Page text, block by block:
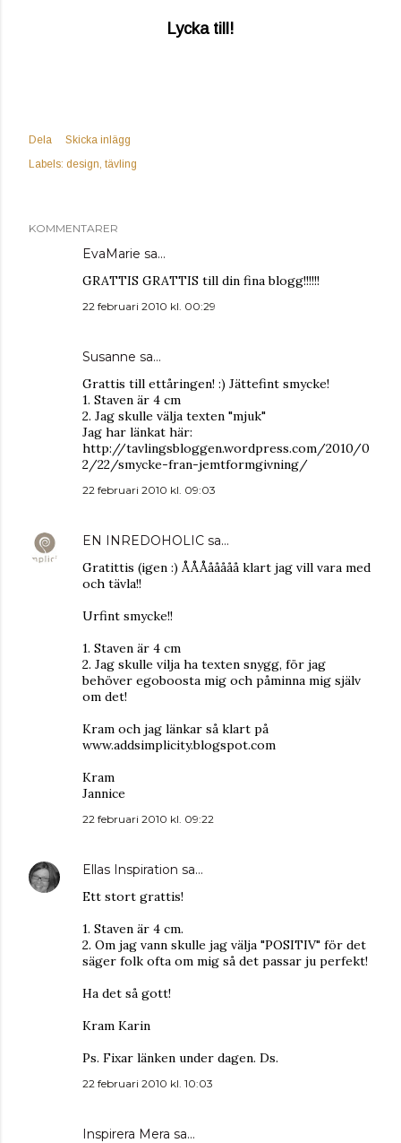
Lycka till!
Dela
Skicka inlägg
Labels: design tävling
KOMMENTARER
EvaMarie sa…
GRATTIS GRATTIS till din fina blogg!!!!!!
22 februari 2010 kl. 00:29
Susanne sa…
Grattis till ettåringen! :) Jättefint smycke!
1. Staven är 4 cm
2. Jag skulle välja texten "mjuk"
Jag har länkat här:
http://tavlingsbloggen.wordpress.com/2010/0
2/22/smycke-fran-jemtformgivning/
22 februari 2010 kl. 09:03
EN INREDOHOLIC sa…
Gratittis (igen :) ÅÅÅååååå klart jag vill vara med
och tävla!!
Urfint smycke!!
1. Staven är 4 cm
2. Jag skulle vilja ha texten snygg, för jag
behöver egoboosta mig och påminna mig själv
om det!
Kram och jag länkar så klart på
www.addsimplicity.blogspot.com
Kram
Jannice
22 februari 2010 kl. 09:22
Ellas Inspiration sa…
Ett stort grattis!
1. Staven är 4 cm.
2. Om jag vann skulle jag välja "POSITIV" för det
säger folk ofta om mig så det passar ju perfekt!
Ha det så gott!
Kram Karin
Ps. Fixar länken under dagen. Ds.
22 februari 2010 kl. 10:03
Inspirera Mera sa…